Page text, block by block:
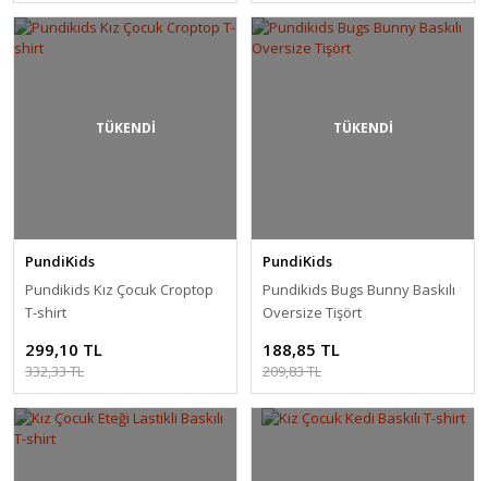
TÜKENDİ
PundiKids
Pundikids Kız Çocuk Croptop
T-shirt
299,10 TL
332,33 TL
TÜKENDİ
PundiKids
Pundikids Bugs Bunny Baskılı
Oversize Tişört
188,85 TL
209,83 TL